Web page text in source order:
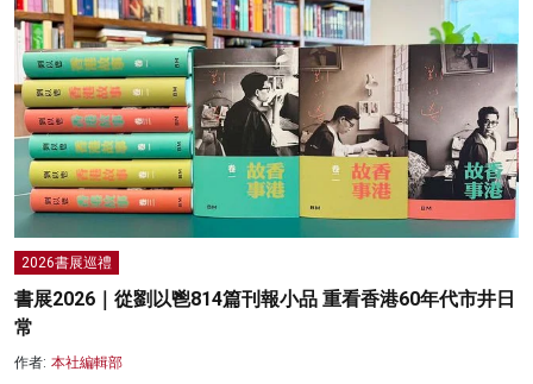
2026書展巡禮
書展2026｜從劉以鬯814篇刊報小品 重看香港60年代市井日
常
作者: 本社編輯部